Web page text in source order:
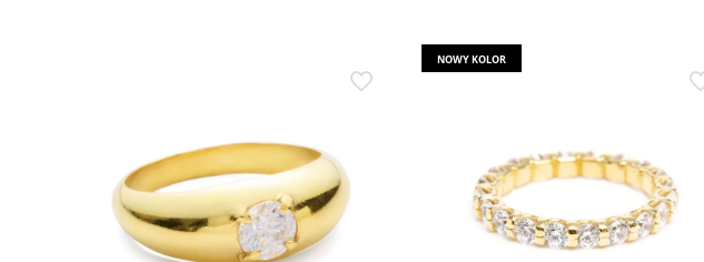
NOWY KOLOR